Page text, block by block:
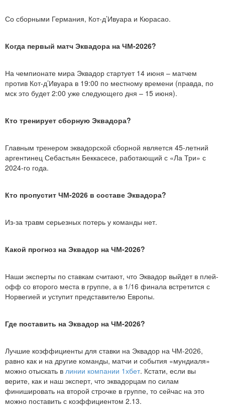
Со сборными Германия, Кот-д’Ивуара и Кюрасао.
Когда первый матч Эквадора на ЧМ-2026?
На чемпионате мира Эквадор стартует 14 июня – матчем
против Кот-д’Ивуара в 19:00 по местному времени (правда, по
мск это будет 2:00 уже следующего дня – 15 июня).
Кто тренирует сборную Эквадора?
Главным тренером эквадорской сборной является 45-летний
аргентинец Себастьян Беккасесе, работающий с «Ла Три» с
2024-го года.
Кто пропустит ЧМ-2026 в составе Эквадора?
Из-за травм серьезных потерь у команды нет.
Какой прогноз на Эквадор на ЧМ-2026?
Наши эксперты по ставкам считают, что Эквадор выйдет в плей-
офф со второго места в группе, а в 1/16 финала встретится с
Норвегией и уступит представителю Европы.
Где поставить на Эквадор на ЧМ-2026?
Лучшие коэффициенты для ставки на Эквадор на ЧМ-2026,
равно как и на другие команды, матчи и события «мундиаля»
можно отыскать в линии компании 1хбет. Кстати, если вы
верите, как и наш эксперт, что эквадорцам по силам
финишировать на второй строчке в группе, то сейчас на это
можно поставить с коэффициентом 2.13.